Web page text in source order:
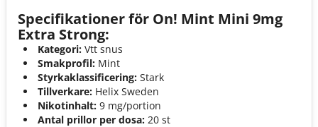
Specifikationer för On! Mint Mini 9mg
Extra Strong:
Kategori: Vtt snus
Smakprofil: Mint
Styrkaklassificering: Stark
Tillverkare: Helix Sweden
Nikotinhalt: 9 mg/portion
Antal prillor per dosa: 20 st